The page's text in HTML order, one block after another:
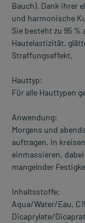
Bauch). Dank ihrer
und harmonische
Sie besteht zu 95
Hautelastizität,
Straffungseffekt.
Hauttyp:
Für alle Hauttypen
Anwendung:
Morgens und
auftragen. In
einmassieren,
mangelnder
Inhaltsstoffe:
Aqua/Water/Eau,
Dicaprylate/